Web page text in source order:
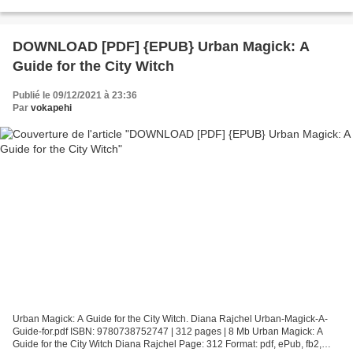
DOWNLOAD [PDF] {EPUB} Urban Magick: A
Guide for the City Witch
Publié le 09/12/2021 à 23:36
Par vokapehi
Urban Magick: A Guide for the City Witch. Diana Rajchel Urban-Magick-A-
Guide-for.pdf ISBN: 9780738752747 | 312 pages | 8 Mb Urban Magick: A
Guide for the City Witch Diana Rajchel Page: 312 Format: pdf, ePub, fb2,